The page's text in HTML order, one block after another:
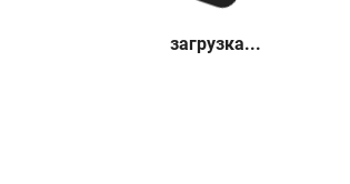
загрузка...